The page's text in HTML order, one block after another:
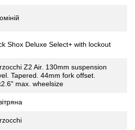
Shox Deluxe Select+ with lockout
Z2 Air. 130mm suspension
Tapered. 44mm fork offset.
max. wheelsize